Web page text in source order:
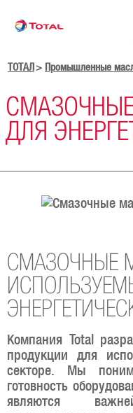
ТОТАЛ Промышленные
ДЛЯ
СМАЗОЧНЫЕ
Компания Total
продукции для
секторе. Мы
готовность
являются